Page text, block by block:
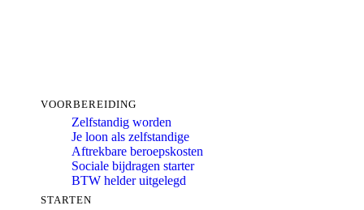
VOORBEREIDING
Zelfstandig worden
Je loon als zelfstandige
Aftrekbare beroepskosten
Sociale bijdragen starter
BTW helder uitgelegd
STARTEN